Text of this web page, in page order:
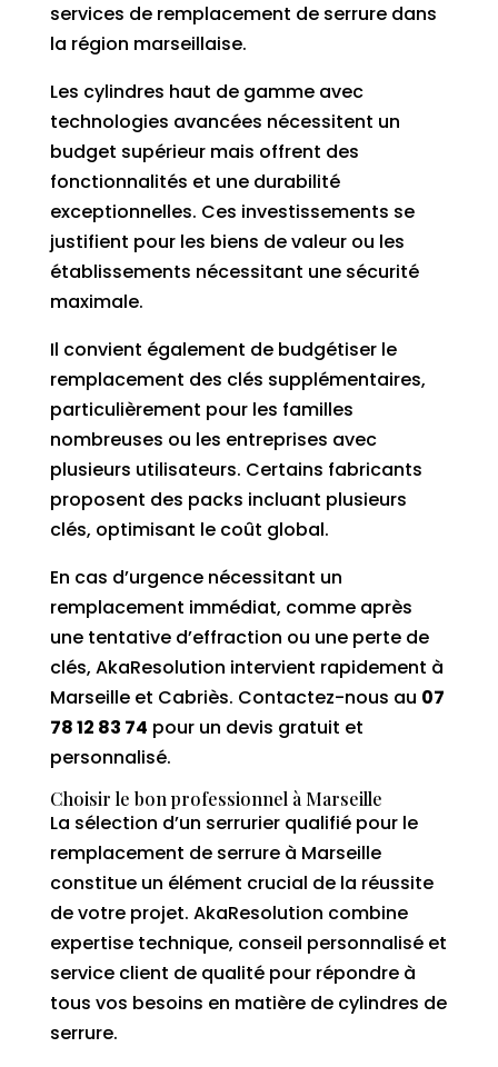
services de remplacement de serrure dans
la région marseillaise.
Les cylindres haut de gamme avec
technologies avancées nécessitent un
budget supérieur mais offrent des
fonctionnalités et une durabilité
exceptionnelles. Ces investissements se
justifient pour les biens de valeur ou les
établissements nécessitant une sécurité
maximale.
Il convient également de budgétiser le
remplacement des clés supplémentaires,
particulièrement pour les familles
nombreuses ou les entreprises avec
plusieurs utilisateurs. Certains fabricants
proposent des packs incluant plusieurs
clés, optimisant le coût global.
En cas d’urgence nécessitant un
remplacement immédiat, comme après
une tentative d’effraction ou une perte de
clés, AkaResolution intervient rapidement à
Marseille et Cabriès. Contactez-nous au 07
78 12 83 74 pour un devis gratuit et
personnalisé.
Choisir le bon professionnel à Marseille
La sélection d’un serrurier qualifié pour le
remplacement de serrure à Marseille
constitue un élément crucial de la réussite
de votre projet. AkaResolution combine
expertise technique, conseil personnalisé et
service client de qualité pour répondre à
tous vos besoins en matière de cylindres de
serrure.